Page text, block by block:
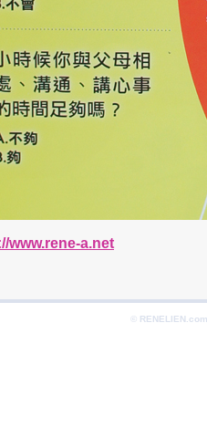
www.rene-a.net
©